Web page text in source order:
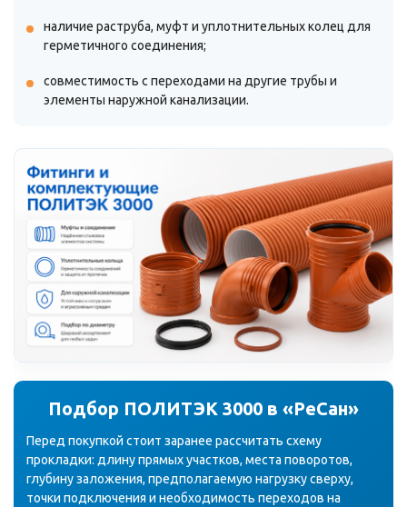
наличие раструба, муфт и уплотнительных колец для
герметичного соединения;
совместимость с переходами на другие трубы и
элементы наружной канализации.
Подбор ПОЛИТЭК 3000 в «РеСан»
Перед покупкой стоит заранее рассчитать схему
прокладки: длину прямых участков, места поворотов,
глубину заложения, предполагаемую нагрузку сверху,
точки подключения и необходимость переходов на